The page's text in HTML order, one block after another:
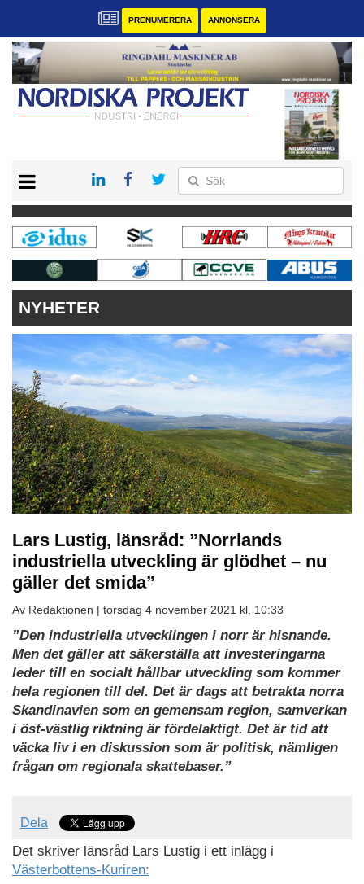
PRENUMERERA ANNONSERA
KONTAKT
VÅRA ANDRA MAGASIN
PRENUMERERA
ANNONSERA
NYHETER
Lars Lustig, länsråd: ”Norrlands
industriella utveckling är glödhet – nu
gäller det smida”
Av Redaktionen | torsdag 4 november 2021 kl. 10:33
”Den industriella utvecklingen i norr är hisnande.
Men det gäller att säkerställa att investeringarna
leder till en socialt hållbar utveckling som kommer
hela regionen till del. Det är dags att betrakta norra
Skandinavien som en gemensam region, samverkan
i öst-västlig riktning är fördelaktigt. Det är tid att
väcka liv i en diskussion som är politisk, nämligen
frågan om regionala skattebaser.”
Dela
Det skriver länsråd Lars Lustig i ett inlägg i
Västerbottens-Kuriren: